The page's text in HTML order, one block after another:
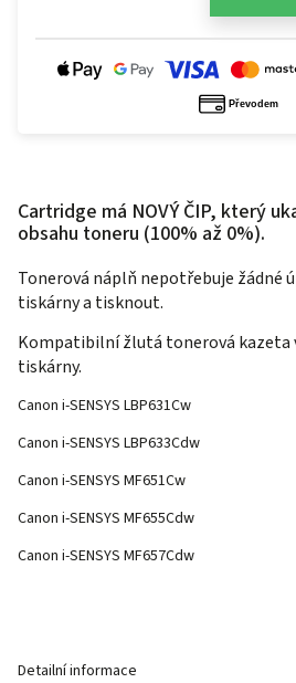
Cartridge má NOVÝ ČIP, který
obsahu toneru (100% až 0%).
Tonerová náplň nepotřebuje žádné
tiskárny a tisknout.
Kompatibilní žlutá tonerová kazeta
tiskárny.
Canon i-SENSYS LBP631Cw
Canon i-SENSYS LBP633Cdw
Canon i-SENSYS MF651Cw
Canon i-SENSYS MF655Cdw
Canon i-SENSYS MF657Cdw
Detailní informace